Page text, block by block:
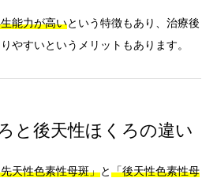
能力が高いという特徴もあり、治療後
やすいというメリットもあります。
と後天性ほくろの違い
天性色素性母斑」と「後天性色素性母